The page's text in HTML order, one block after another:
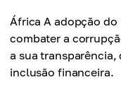
África A adopção
combater a
a sua
inclusão financeira.